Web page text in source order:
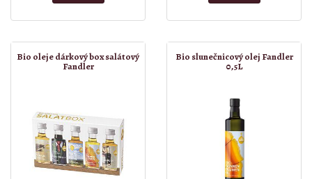
Bio oleje dárkový box salátový
Fandler
Bio slunečnicový olej Fandler
0,5L